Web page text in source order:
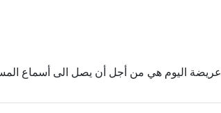
عريضة اليوم هي من أجل أن يصل الى أسماع